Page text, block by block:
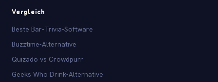
Vergleich
Beste Bar-Trivia-Software
Buzztime-Alternative
Quizado vs Crowdpurr
Geeks Who Drink-Alternative